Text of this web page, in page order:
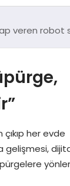
veren robot
her evde
gelişmesi,